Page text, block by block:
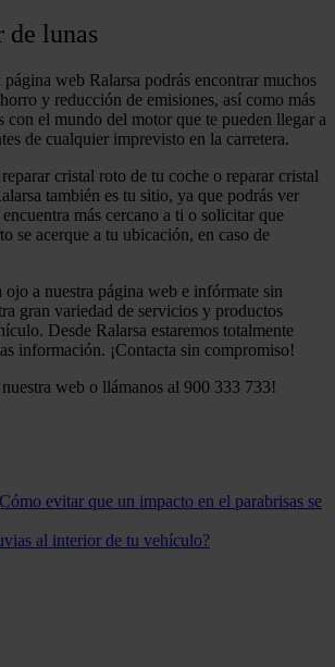
de lunas
web Ralarsa podrás encontrar muchos
y reducción de emisiones, así como más
con el mundo del motor que te pueden llegar a
de cualquier imprevisto en la carretera.
cristal roto de tu coche o reparar cristal
también es tu sitio, ya que podrás ver
más cercano a ti o solicitar que
se acerque a tu ubicación, en caso de
a nuestra página web e infórmate sin
gran variedad de servicios y productos
Desde Ralarsa estaremos totalmente
información. ¡Contacta sin compromiso!
nuestra web o llámanos al 900 333 733!
evitar que un impacto en el parabrisas se
al interior de tu vehículo?